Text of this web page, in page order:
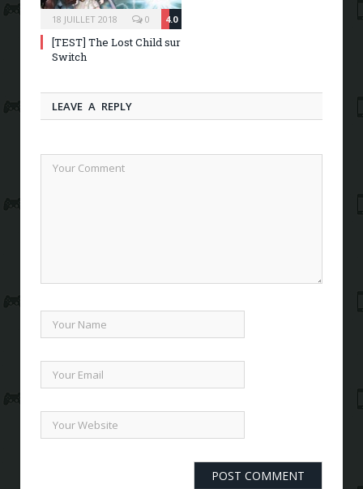
18 JUILLET 2018 4.0
0
[TEST] The Lost Child sur
Switch
LEAVE A REPLY